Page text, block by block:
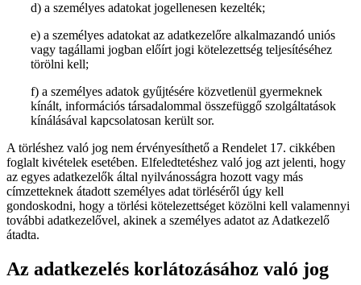
d) a személyes adatokat jogellenesen kezelték;
e) a személyes adatokat az adatkezelőre alkalmazandó uniós
vagy tagállami jogban előírt jogi kötelezettség teljesítéséhez
törölni kell;
f) a személyes adatok gyűjtésére közvetlenül gyermeknek
kínált, információs társadalommal összefüggő szolgáltatások
kínálásával kapcsolatosan került sor.
A törléshez való jog nem érvényesíthető a Rendelet 17. cikkében
foglalt kivételek esetében. Elfeledtetéshez való jog azt jelenti, hogy
az egyes adatkezelők által nyilvánosságra hozott vagy más
címzetteknek átadott személyes adat törléséről úgy kell
gondoskodni, hogy a törlési kötelezettséget közölni kell valamennyi
további adatkezelővel, akinek a személyes adatot az Adatkezelő
átadta.
Az adatkezelés korlátozásához való jog